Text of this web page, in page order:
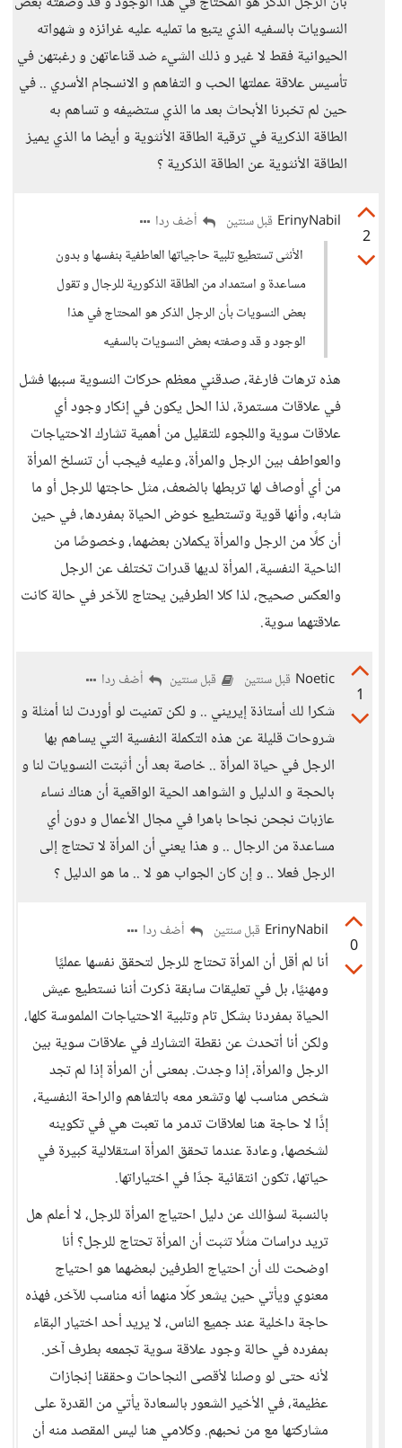
النسويات بالسفيه الذي يتبع ما تمليه عليه غرائزه و شهواته
الحيوانية فقط لا غير و ذلك الشيء ضد قناعاتهن و رغبتهن في
تأسيس علاقة عملتها الحب و التفاهم و الانسجام الأسري .. في
حين لم تخبرنا الأبحاث بعد ما الذي ستضيفه و تساهم به
الطاقة الذكرية في ترقية الطاقة الأنثوية و أيضا ما الذي يميز
الطاقة الأنثوية عن الطاقة الذكرية ؟
2
ErinyNabil قبل سنتين
أضف ردا
الأنثى تستطيع تلبية حاجياتها العاطفية بنفسها و بدون
مساعدة و استمداد من الطاقة الذكورية للرجال و تقول
بعض النسويات بأن الرجل الذكر هو المحتاج في هذا
الوجود و قد وصفته بعض النسويات بالسفيه
هذه ترهات فارغة، صدقني معظم حركات النسوية سببها فشل
في علاقات مستمرة، لذا الحل يكون في إنكار وجود أي
علاقات سوية واللجوء للتقليل من أهمية تشارك الاحتياجات
والعواطف بين الرجل والمرأة، وعليه فيجب أن تنسلخ المرأة
من أي أوصاف لها تربطها بالضعف، مثل حاجتها للرجل أو ما
شابه، وأنها قوية وتستطيع خوض الحياة بمفردها، في حين
أن كلًا من الرجل والمرأة يكملان بعضهما، وخصوصًا من
الناحية النفسية، المرأة لديها قدرات تختلف عن الرجل
والعكس صحيح، لذا كلا الطرفين يحتاج للآخر في حالة كانت
علاقتهما سوية.
1
Noetic قبل سنتين قبل سنتين أضف ردا
شكرا لك أستاذة إيريني .. و لكن تمنيت لو أوردت لنا أمثلة و
شروحات قليلة عن هذه التكملة النفسية التي يساهم بها
الرجل في حياة المرأة .. خاصة بعد أن أثبتت النسويات لنا و
بالحجة و الدليل و الشواهد الحية الواقعية أن هناك نساء
عازبات نجحن نجاحا باهرا في مجال الأعمال و دون أي
مساعدة من الرجال .. و هذا يعني أن المرأة لا تحتاج إلى
الرجل فعلا .. و إن كان الجواب هو لا .. ما هو الدليل ؟
0
ErinyNabil قبل سنتين أضف ردا
أنا لم أقل أن المرأة تحتاج للرجل لتحقق نفسها عمليًا
ومهنيًا، بل في تعليقات سابقة ذكرت أننا نستطيع عيش
الحياة بمفردنا بشكل تام وتلبية الاحتياجات الملموسة كلها،
ولكن أنا أتحدث عن نقطة التشارك في علاقات سوية بين
الرجل والمرأة، إذا وجدت. بمعنى أن المرأة إذا لم تجد
شخص مناسب لها وتشعر معه بالتفاهم والراحة النفسية،
إذًا لا حاجة هنا لعلاقات تدمر ما تعبت هي في تكوينه
لشخصها، وعادة عندما تحقق المرأة استقلالية كبيرة في
حياتها، تكون انتقائية جدًا في اختياراتها.
بالنسبة لسؤالك عن دليل احتياج المرأة للرجل، لا أعلم هل
تريد دراسات مثلًا تثبت أن المرأة تحتاج للرجل؟ أنا
اوضحت لك أن احتياج الطرفين لبعضهما هو احتياج
معنوي ويأتي حين يشعر كلّا منهما أنه مناسب للآخر، فهذه
حاجة داخلية عند جميع الناس، لا يريد أحد اختيار البقاء
بمفرده في حالة وجود علاقة سوية تجمعه بطرف آخر.
لأنه حتى لو وصلنا لأقصى النجاحات وحققنا إنجازات
عظيمة، في الأخير الشعور بالسعادة يأتي من القدرة على
مشاركتها مع من نحبهم. وكلامي هنا ليس المقصد منه أن